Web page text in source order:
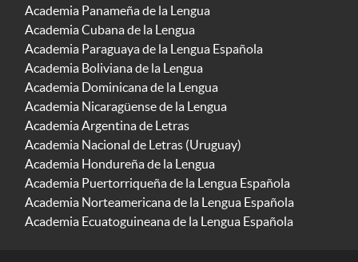
Academia Panameña de la Lengua
Academia Cubana de la Lengua
Academia Paraguaya de la Lengua Española
Academia Boliviana de la Lengua
Academia Dominicana de la Lengua
Academia Nicaragüense de la Lengua
Academia Argentina de Letras
Academia Nacional de Letras (Uruguay)
Academia Hondureña de la Lengua
Academia Puertorriqueña de la Lengua Española
Academia Norteamericana de la Lengua Española
Academia Ecuatoguineana de la Lengua Española